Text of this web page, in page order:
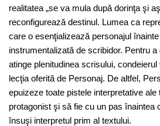
realitatea „se va mula după dorinţa şi
reconfigurează destinul. Lumea ca
care o esenţializează personajul
instrumentalizată de scribidor. Pentru
atinge plenitudinea scrisului,
lecţia oferită de Personaj. De altfel,
epuizeze toate pistele interpretative
protagonist şi să fie cu un pas înaintea
însuşi interpretul prim al textului.